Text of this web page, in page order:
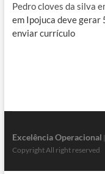
Pedro cloves da silva
em Ipojuca deve gerar
enviar currículo
Excelência Operacional
Copyright All right reserved